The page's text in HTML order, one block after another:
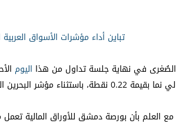
تباين أداء مؤشرات الأسواق
الصُغرى في نهاية جلسة تداول من هذا اليوم
مع العلم بأن بورصة دمشق للأوراق المالية تعمل